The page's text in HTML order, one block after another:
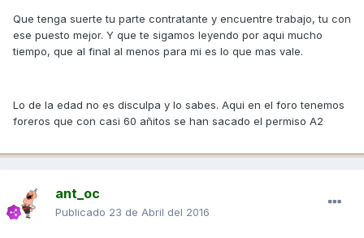
Que tenga suerte tu parte contratante y encuentre trabajo, tu con
ese puesto mejor. Y que te sigamos leyendo por aqui mucho
tiempo, que al final al menos para mi es lo que mas vale.
Lo de la edad no es disculpa y lo sabes. Aqui en el foro tenemos
foreros que con casi 60 añitos se han sacado el permiso A2
ant_oc
Publicado 23 de Abril del 2016